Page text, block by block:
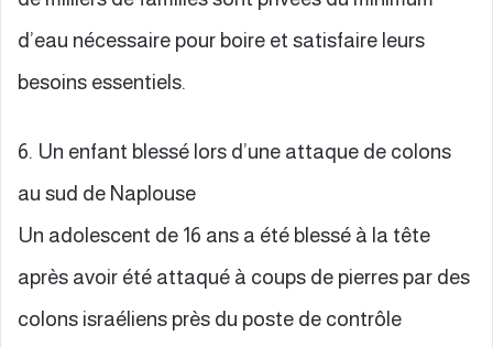
d’eau nécessaire pour boire et satisfaire leurs
besoins essentiels.
6. Un enfant blessé lors d’une attaque de colons
au sud de Naplouse
Un adolescent de 16 ans a été blessé à la tête
après avoir été attaqué à coups de pierres par des
colons israéliens près du poste de contrôle